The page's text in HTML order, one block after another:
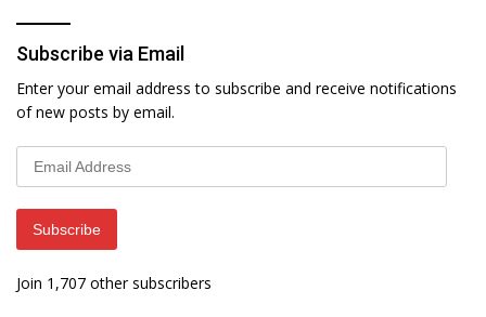
Subscribe via Email
Enter your email address to subscribe and receive notifications
of new posts by email.
Email
Address
Subscribe
Join 1,707 other subscribers